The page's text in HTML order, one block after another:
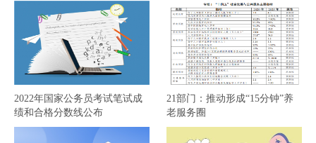
2022年国家公务员考试笔试成
绩和合格分数线公布
21部门：推动形成“15分钟”养
老服务圈